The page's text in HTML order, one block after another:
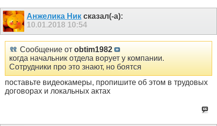
Анжелика Ник сказал(-а):
10.01.2018 10:54
Сообщение от obtim1982
когда начальник отдела ворует у компании.
Сотрудники про это знают, но боятся
поставьте видеокамеры, пропишите об этом в трудовых
договорах и локальных актах